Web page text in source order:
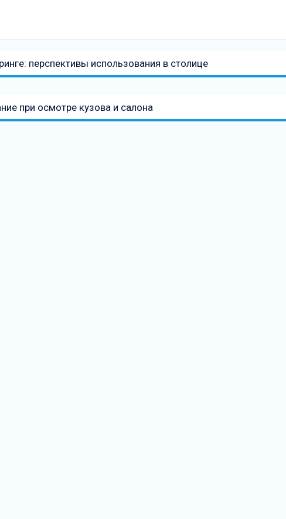
перспективы использования в столице
при осмотре кузова и салона